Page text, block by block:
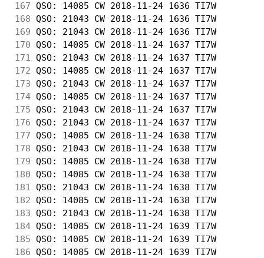
167 QSO: 14085 CW 2018-11-24 1636 TI7W
168 QSO: 21043 CW 2018-11-24 1636 TI7W
169 QSO: 21043 CW 2018-11-24 1636 TI7W
170 QSO: 14085 CW 2018-11-24 1637 TI7W
171
QSO: 21043 CW 2018-11-24 1637 TI7W
172 QSO: 14085 CW 2018-11-24 1637 TI7W
173 QSO: 21043 CW 2018-11-24 1637 TI7W
174 QSO: 14085 CW 2018-11-24 1637 TI7W
175 QSO: 21043 CW 2018-11-24 1637 TI7W
176 QSO: 21043 CW 2018-11-24 1637 TI7W
177 QSO: 14085 CW 2018-11-24 1638 TI7W
178 QSO: 21043 CW 2018-11-24 1638 TI7W
179 QSO: 14085 CW 2018-11-24 1638 TI7W
180 QSO: 14085 CW 2018-11-24 1638 TI7W
181
QSO: 21043 CW 2018-11-24 1638 TI7W
182 QSO: 14085 CW 2018-11-24 1638 TI7W
183 QSO: 21043 CW 2018-11-24 1638 TI7W
184 QSO: 14085 CW 2018-11-24 1639 TI7W
185 QSO: 14085 CW 2018-11-24 1639 TI7W
186 QSO: 14085 CW 2018-11-24 1639 TI7W